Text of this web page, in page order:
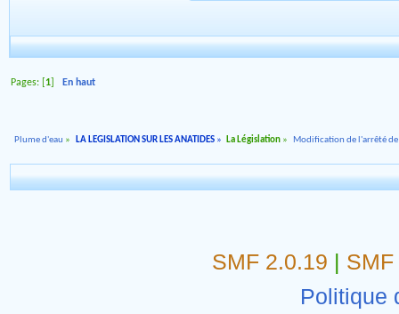
Pages: [ 1 En haut
Plume d'eau » LA LEGISLATION SUR LES ANATIDES» La Législation » Modification de l'arrêté de
SMF 2.0.19 |
Politique